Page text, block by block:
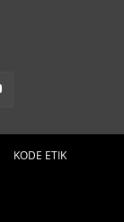
KODE ETIK